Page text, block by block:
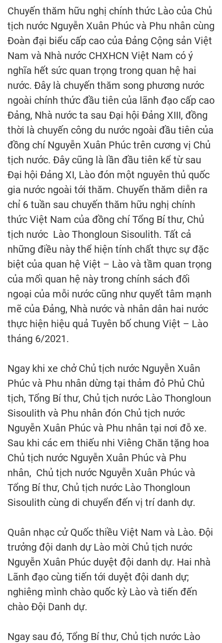
Chuyến thăm hữu nghị chính thức Lào của Chủ
tịch nước Nguyễn Xuân Phúc và Phu nhân cùng
Đoàn đại biểu cấp cao của Đảng Cộng sản Việt
Nam và Nhà nước CHXHCN Việt Nam có ý
nghĩa hết sức quan trọng trong quan hệ hai
nước. Đây là chuyến thăm song phương nước
ngoài chính thức đầu tiên của lãnh đạo cấp cao
Đảng, Nhà nước ta sau Đại hội Đảng XIII, đồng
thời là chuyến công du nước ngoài đầu tiên của
đồng chí Nguyễn Xuân Phúc trên cương vị Chủ
tịch nước. Đây cũng là lần đầu tiên kể từ sau
Đại hội Đảng XI, Lào đón một nguyên thủ quốc
gia nước ngoài tới thăm. Chuyến thăm diễn ra
chỉ 6 tuần sau chuyến thăm hữu nghị chính
thức Việt Nam của đồng chí Tổng Bí thư, Chủ
tịch nước Lào Thongloun Sisoulith. Tất cả
những điều này thể hiện tính chất thực sự đặc
biệt của quan hệ Việt – Lào và tầm quan trọng
của mối quan hệ này trong chính sách đối
ngoại của mỗi nước cũng như quyết tâm mạnh
mẽ của Đảng, Nhà nước và nhân dân hai nước
thực hiện hiệu quả Tuyên bố chung Việt – Lào
tháng 6/2021.
Ngay khi xe chở Chủ tịch nước Nguyễn Xuân
Phúc và Phu nhân dừng tại thảm đỏ Phủ Chủ
tịch, Tổng Bí thư, Chủ tịch nước Lào Thongloun
Sisoulith và Phu nhân đón Chủ tịch nước
Nguyễn Xuân Phúc và Phu nhân tại nơi đỗ xe.
Sau khi các em thiếu nhi Viêng Chăn tặng hoa
Chủ tịch nước Nguyễn Xuân Phúc và Phu
nhân, Chủ tịch nước Nguyễn Xuân Phúc và
Tổng Bí thư, Chủ tịch nước Lào Thongloun
Sisoulith cùng di chuyển đến vị trí danh dự.
Quân nhạc cử Quốc thiều Việt Nam và Lào. Đội
trưởng đội danh dự Lào mời Chủ tịch nước
Nguyễn Xuân Phúc duyệt đội danh dự. Hai nhà
Lãnh đạo cùng tiến tới duyệt đội danh dự;
nghiêng mình chào quốc kỳ Lào và tiến đến
chào Đội Danh dự.
Ngay sau đó, Tổng Bí thư, Chủ tịch nước Lào